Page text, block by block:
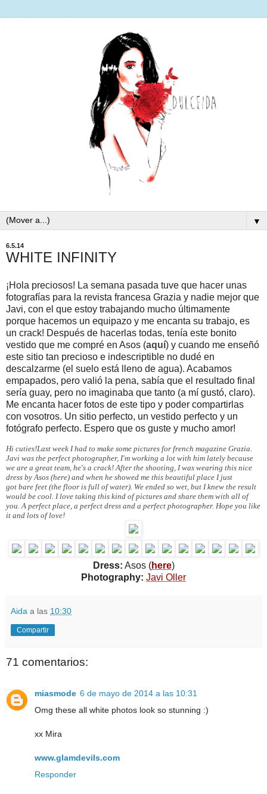
▼
6.5.14
WHITE INFINITY
¡Hola preciosos! La semana pasada tuve que hacer unas
fotografías para la revista francesa Grazia y nadie mejor que
Javi, con el que estoy trabajando mucho últimamente
porque hacemos un equipazo y me encanta su trabajo, es
un crack! Después de hacerlas todas, tenía este bonito
vestido que me compré en Asos (aquí) y cuando me enseñó
este sitio tan precioso e indescriptible no dudé en
descalzarme (el suelo está lleno de agua). Acabamos
empapados, pero valió la pena, sabía que el resultado final
sería guay, pero no imaginaba que tanto (a mí gustó, claro).
Me encanta hacer fotos de este tipo y poder compartirlas
con vosotros. Un sitio perfecto, un vestido perfecto y un
fotógrafo perfecto. Espero que os guste y mucho amor!
Hi cuties!Last week I had to make some pictures for french magazine Grazia.
Javi was the perfect photographer, I'm working a lot with him lately because
we are a great team, he's a crack! After the shooting, I was wearing this nice
dress by Asos (here) and when he showed me this beautiful place I just
got bare feet (the floor is full of water). We ended so wet, but I knew the result
would be cool. I love taking this kind of pictures and share them with all of
you. A perfect place, a perfect dress and a perfect photographer. Hope you like
it and lots of love!
Dress: Asos (here)
Photography: Javi Oller
Aida a las 10:30
Compartir
71 comentarios:
miasmode 6 de mayo de 2014 a las 10:31
Omg these all white photos look so stunning :)
xx Mira
www.glamdevils.com
Responder